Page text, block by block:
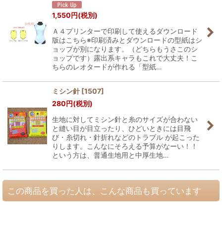
1,550円(税別)
Ａ４プリンターで印刷して使えるダウンロード
版はこちら※印刷済みとダウンロードの型紙はシ
ョップが別になります。（どちらもうさこのシ
ョップです）露出系キャラもこれで大丈夫！こ
ちらのレオタードが作れる「型紙…
ミシン針 [1507]
280円(税別)
生地に対してミシン針と糸のサイズが合わない
と縫い目が目立ったり、ひどいときには目飛
び・糸切れ・針折れなどのトラブル が起こった
りします。こんなにそろえる予算がなーい！！
という方は、普通生地用と中厚生地…
この商品を買った人は、こんな商品も買っています